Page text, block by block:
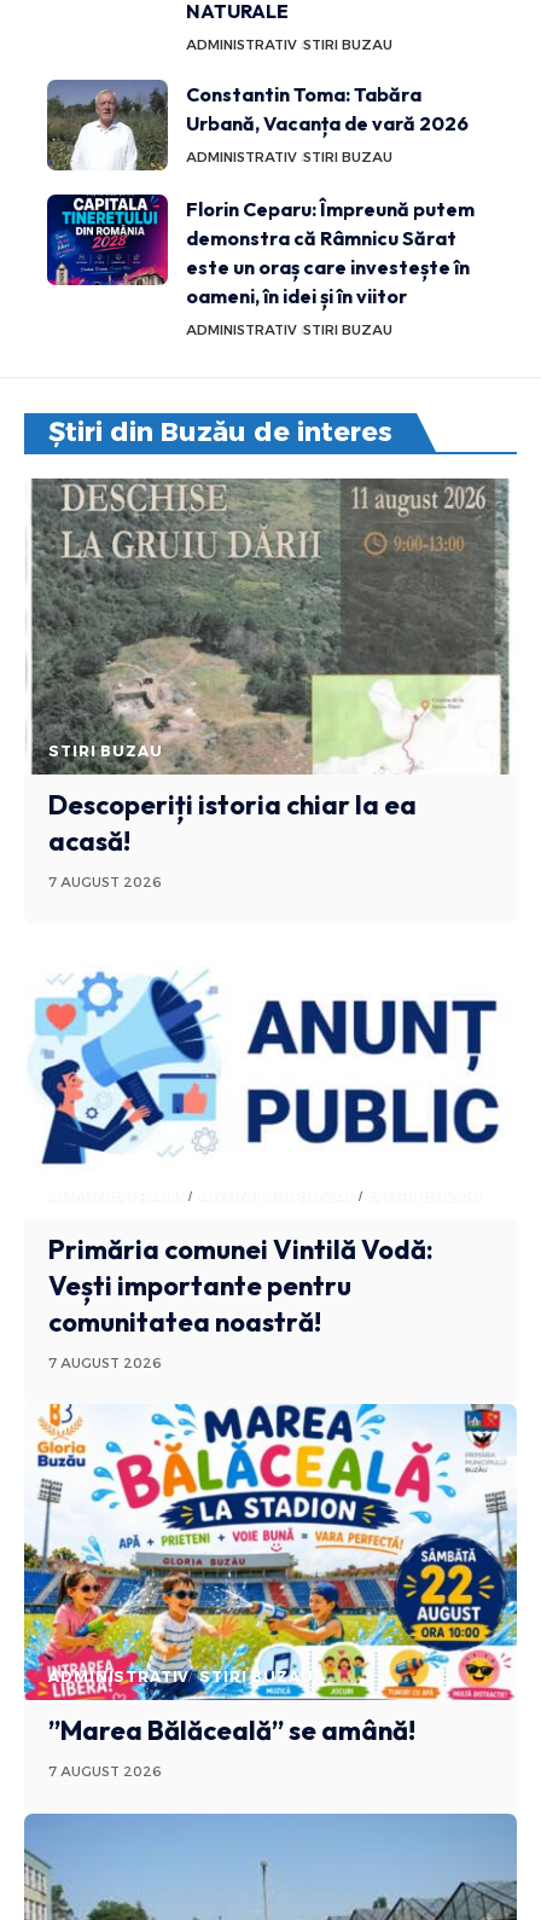
NATURALE
ADMINISTRATIV STIRI BUZAU
Constantin Toma: Tabăra
Urbană, Vacanța de vară 2026
ADMINISTRATIV STIRI BUZAU
Florin Ceparu: Împreună putem
demonstra că Râmnicu Sărat
este un oraș care investește în
oameni, în idei și în viitor
ADMINISTRATIV STIRI BUZAU
Știri din Buzău de interes
STIRI BUZAU
Descoperiți istoria chiar la ea
acasă!
7 AUGUST 2026
ADMINISTRATIV ANUNTURI BUZAU
Primăria comunei Vintilă Vodă:
Vești importante pentru
comunitatea noastră!
7 AUGUST 2026
ADMINISTRATIV STIRI BUZAU
”Marea Bălăceală” se amână!
7 AUGUST 2026